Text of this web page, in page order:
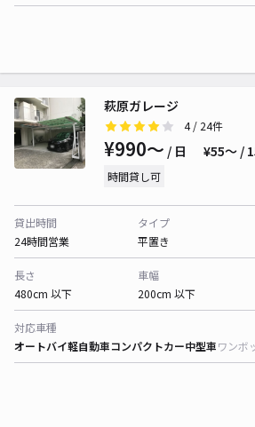
萩原ガレージ
4/ 24件
¥990〜 / 日 ¥55〜 /
時間貸し可
貸出時間
24時間営業
タイプ
平置き
長さ
480cm 以下
車幅
200cm 以下
対応車種
オートバイ軽自動車コンパクトカー中型車ワンボ